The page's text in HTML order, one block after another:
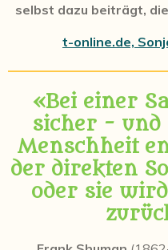
selbst dazu beiträgt,
t-online.de,
«Bei einer
sicher - und
Menschheit
der direkten
oder sie